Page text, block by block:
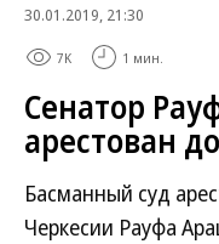
30.01.2019, 21:30
7K 1 мин.
Сенатор
арестован
Басманный суд
Черкесии Рауфа